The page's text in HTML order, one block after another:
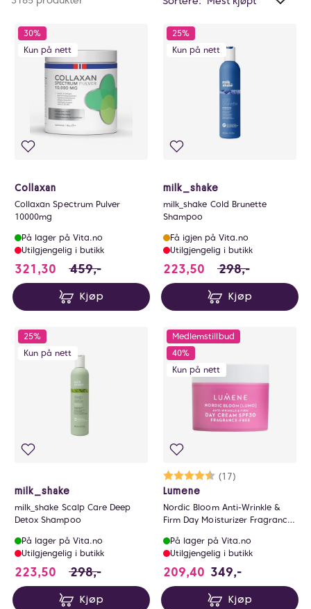
eksklusive produkter som ikke er tilgjengelige på
hyllene, med levering rett i postkassen din. Forny din
skjønnhetsrutine med noe ekstra spesielt –
tilgjengelig kun på nett hos VITA.no.
30%
Kun på nett
Collaxan
Collaxan Spectrum Pulver
10000mg
På lager på Vita.no
Utilgjengelig i butikk
321,30 321.3 i stedet for 459 NOK, du sparer 137.7
459,-
Kjøp
25%
Kun på nett
milk_shake
milk_shake Cold Brunette
Shampoo
Få igjen på Vita.no
Utilgjengelig i butikk
223,50 223.5 i stedet for
298,-
Kjøp
25%
Kun på nett
milk_shake
milk_shake Scalp Care Deep
Detox Shampoo
På lager på Vita.no
Utilgjengelig i butikk
223,50 223.5 i stedet for 298 NOK, du sparer 74.5
298,-
Kjøp
Medlemstillbud
40%
Kun på nett
Karakter:
(17)
4.6 av 5 mulige
Lumene
Nordic Bloom Anti-Wrinkle &
Firm Day Moisturizer Fragrance
På lager på Vita.no
Utilgjengelig i butikk
209,40 349,-
Kjøp